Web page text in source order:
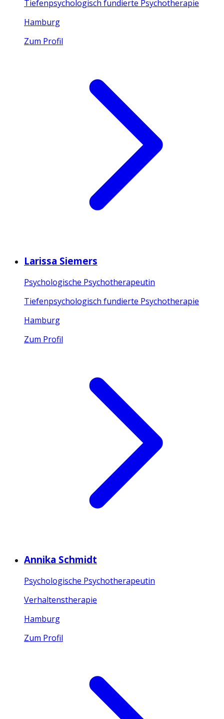
Tiefenpsychologisch fundierte Psychotherapie
Hamburg
Zum Profil
Larissa Siemers
Psychologische Psychotherapeutin
Tiefenpsychologisch fundierte Psychotherapie
Hamburg
Zum Profil
Annika Schmidt
Psychologische Psychotherapeutin
Verhaltenstherapie
Hamburg
Zum Profil